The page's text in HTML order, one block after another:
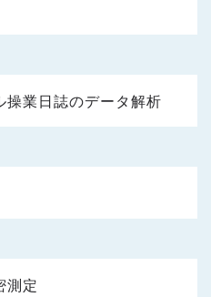
操業日誌のデータ解析
測定